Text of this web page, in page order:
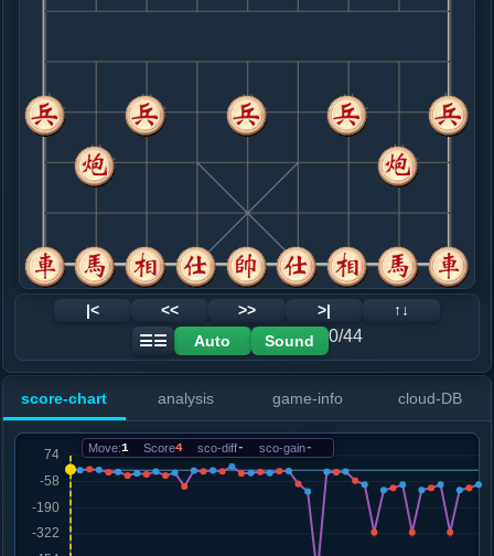
7. 马八进九
黑+82
兵七进一
8. 车九平八
黑+6
.....车１进２
黑+1
9. 炮二平三
黑+6
兵七进一
.....砲５退１
10. 车四进八
黑+16
车四进七
.....马４进５
黑+14
黑+9
.....砲５进５
黑+14
12. 车四退五
黑+5
黑+4
砲２平５
13. 兵七进一
黑+69
车八进六
马九进七
.....象７进５
黑+8
砲３进３
15. 车八平七
黑+10
.....车８进５
16. 炮七退一
兵三进一
|< << >> >|
↑↓
☰☰
Auto Sound 0/44
score-chart analysis game-info cloud-DB
Move:1 Score4 sco-diff- sco-gain-